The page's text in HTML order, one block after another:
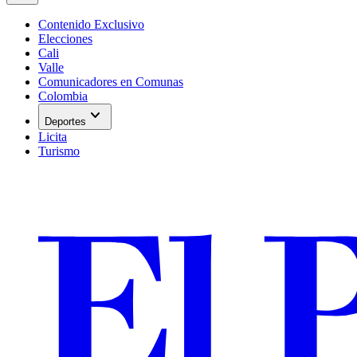
Contenido Exclusivo
Elecciones
Cali
Valle
Comunicadores en Comunas
Colombia
Deportes expand_more
Licita
Turismo